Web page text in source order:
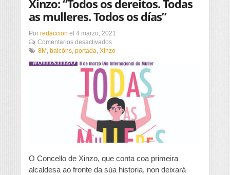
Xinzo: “Todos os dereitos. Todas
as mulleres. Todos os días”
Por redaccion el 4 marzo, 2021
Comentarios desactivadosen
Xinzo:
os
dereitos.
Todas
as
mulleres.
Todos
os
días”
8M balcóns portada Xinzo
O Concello de Xinzo, que conta coa primeira
alcaldesa ao fronte da súa historia, non deixará